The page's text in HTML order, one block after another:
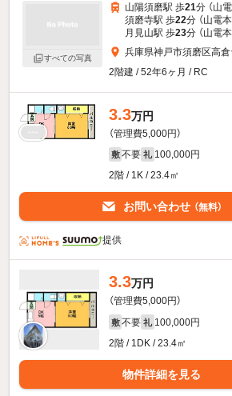
すべての写真
山陽須磨駅 歩21分 （山
須磨寺駅 歩22分 （山電本
月見山駅 歩23分 （山電本
兵庫県神戸市須磨区高倉
2階建 / 52年6ヶ月 / RC
3.3万円
（管理費5,000円）
敷 不要 礼 100,000円
2階 / 1K / 23.4㎡
お問い合わせ （無料）
提供
3.3万円
（管理費5,000円）
敷 不要 礼 100,000円
2階 / 1DK / 23.4㎡
物件詳細を見る